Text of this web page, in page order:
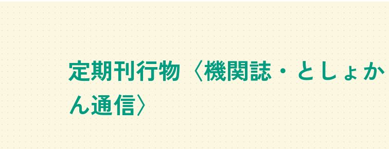
定期刊行物〈機関誌・としょか
ん通信〉